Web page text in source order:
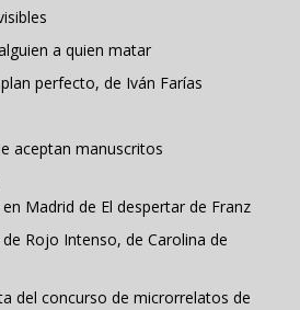
a quien matar
perfecto, de Iván Farías
aceptan manuscritos
Madrid de El despertar de Franz
Rojo Intenso, de Carolina de
del concurso de microrrelatos de